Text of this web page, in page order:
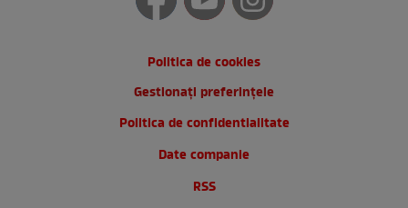
Politica de cookies
Gestionați preferințele
Politica de confidentialitate
Date companie
RSS